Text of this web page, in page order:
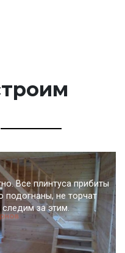
Все плинтуса прибиты
подогнаны, не торчат
за этим.